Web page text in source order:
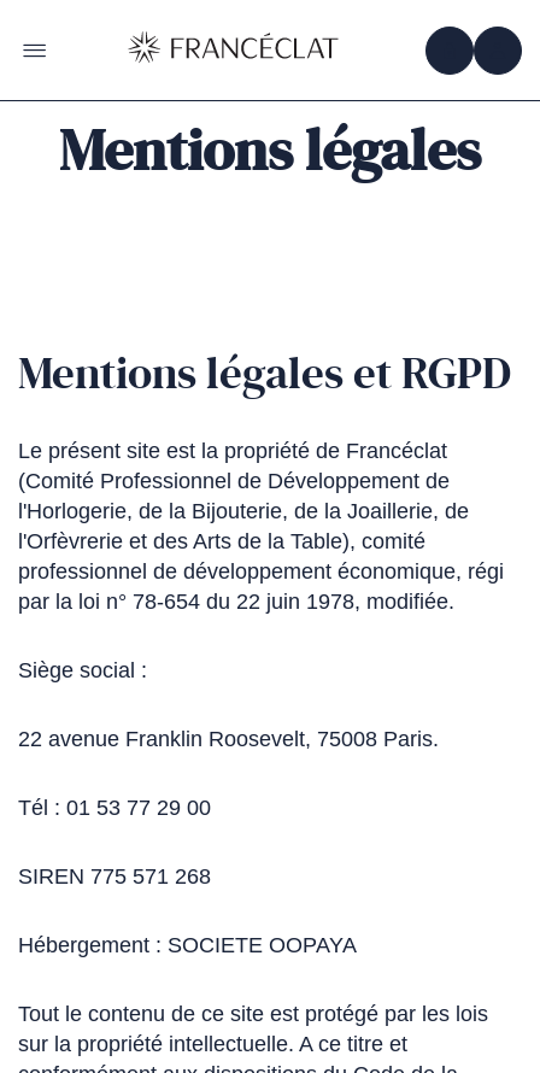
la
page
de
Francéclat
OBTENIR
Mentions légales
Mentions légales et RGPD
Le présent site est la propriété de Francéclat
(Comité Professionnel de Développement de
l'Horlogerie, de la Bijouterie, de la Joaillerie, de
l'Orfèvrerie et des Arts de la Table), comité
professionnel de développement économique, régi
par la loi n° 78-654 du 22 juin 1978, modifiée.
Siège social :
22 avenue Franklin Roosevelt, 75008 Paris.
Tél : 01 53 77 29 00
SIREN 775 571 268
Hébergement : SOCIETE OOPAYA
Tout le contenu de ce site est protégé par les lois
sur la propriété intellectuelle. A ce titre et